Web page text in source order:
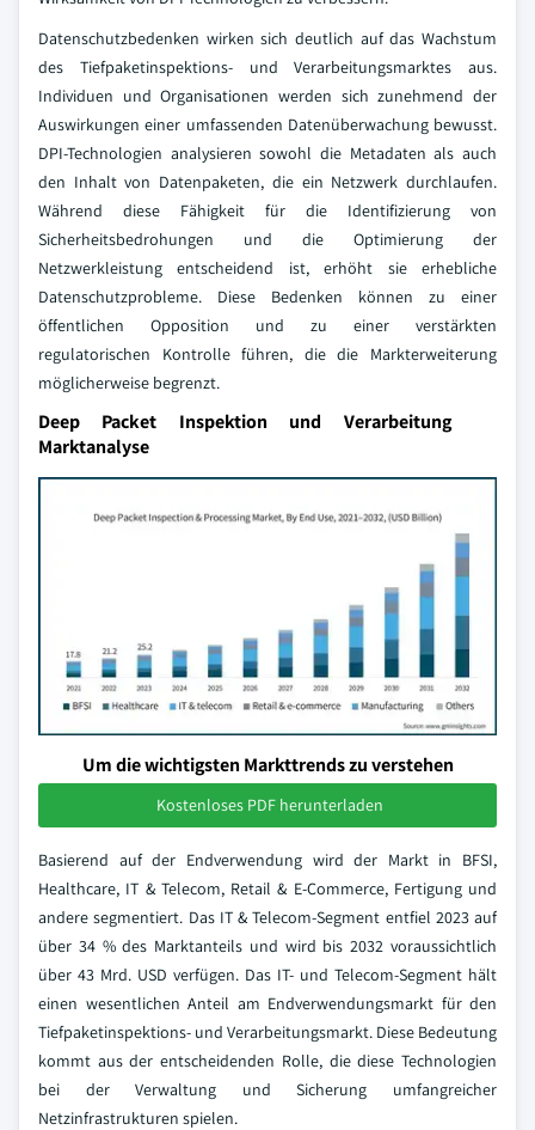
Datenschutzbedenken wirken sich deutlich auf das Wachstum
des Tiefpaketinspektions- und Verarbeitungsmarktes aus.
Individuen und Organisationen werden sich zunehmend der
Auswirkungen einer umfassenden Datenüberwachung bewusst.
DPI-Technologien analysieren sowohl die Metadaten als auch
den Inhalt von Datenpaketen, die ein Netzwerk durchlaufen.
Während diese Fähigkeit für die Identifizierung von
Sicherheitsbedrohungen und die Optimierung der
Netzwerkleistung entscheidend ist, erhöht sie erhebliche
Datenschutzprobleme. Diese Bedenken können zu einer
öffentlichen Opposition und zu einer verstärkten
regulatorischen Kontrolle führen, die die Markterweiterung
möglicherweise begrenzt.
Deep Packet Inspektion und Verarbeitung
Marktanalyse
Um die wichtigsten Markttrends zu verstehen
Kostenloses PDF herunterladen
Basierend auf der Endverwendung wird der Markt in BFSI,
Healthcare, IT & Telecom, Retail & E-Commerce, Fertigung und
andere segmentiert. Das IT & Telecom-Segment entfiel 2023 auf
über 34 % des Marktanteils und wird bis 2032 voraussichtlich
über 43 Mrd. USD verfügen. Das IT- und Telecom-Segment hält
einen wesentlichen Anteil am Endverwendungsmarkt für den
Tiefpaketinspektions- und Verarbeitungsmarkt. Diese Bedeutung
kommt aus der entscheidenden Rolle, die diese Technologien
bei der Verwaltung und Sicherung umfangreicher
Netzinfrastrukturen spielen.